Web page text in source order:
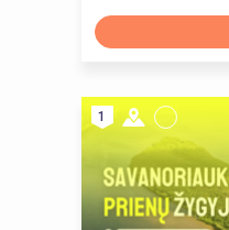
1